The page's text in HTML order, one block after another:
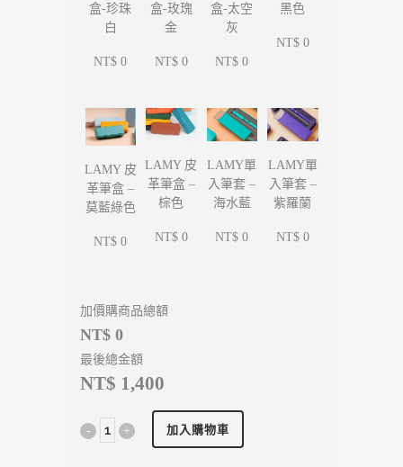
盒-珍珠
白
NT$ 0
盒-玫瑰
金
NT$ 0
盒-太空
灰
NT$ 0
黑色
NT$ 0
LAMY 皮
革筆盒 –
莫藍綠色
NT$ 0
LAMY 皮
革筆盒 –
棕色
NT$ 0
LAMY單
入筆套 –
海水藍
NT$ 0
LAMY單
入筆套 –
紫羅蘭
NT$ 0
加價購商品總額
NT$ 0
最後總金額
NT$ 1,400
加入購物車